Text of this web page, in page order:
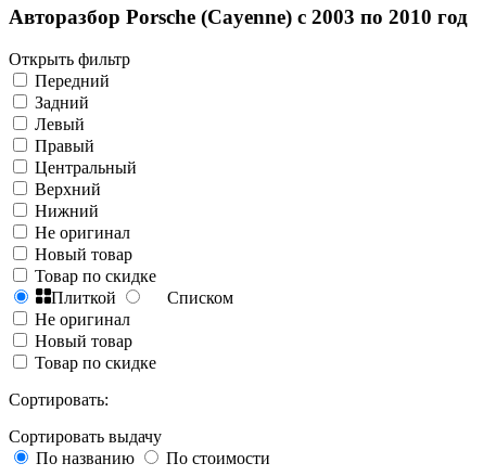
Авторазбор Porsche (Cayenne) с 2003 по 2010 год
Открыть фильтр
Передний
Задний
Левый
Правый
Центральный
Верхний
Нижний
Не оригинал
Новый товар
Товар по скидке
Плиткой
Списком
Не оригинал
Новый товар
Товар по скидке
Сортировать:
Сортировать выдачу
По названию
По стоимости